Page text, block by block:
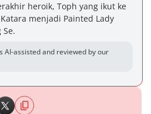
heroik, Toph yang ikut ke
menjadi Painted Lady
AI-assisted and reviewed by our